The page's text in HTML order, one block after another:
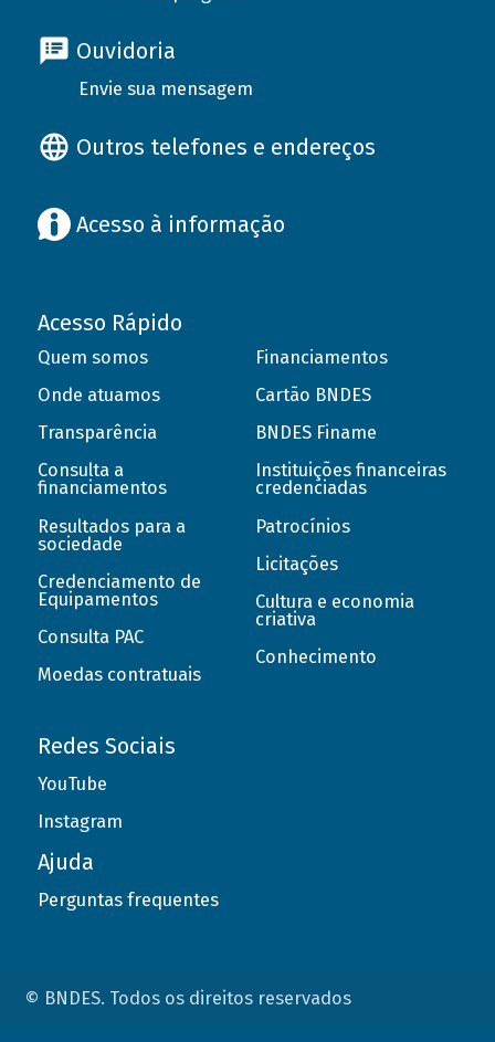
Ouvidoria
Envie sua mensagem
Outros telefones e endereços
Acesso à informação
Acesso Rápido
Quem somos
Onde atuamos
Transparência
Consulta a
financiamentos
Resultados para a
sociedade
Credenciamento de
Equipamentos
Consulta PAC
Moedas contratuais
Financiamentos
Cartão BNDES
BNDES Finame
Instituições financeiras
credenciadas
Patrocínios
Licitações
Cultura e economia
criativa
Conhecimento
Redes Sociais
YouTube
Instagram
Ajuda
Perguntas frequentes
© BNDES. Todos os direitos reservados